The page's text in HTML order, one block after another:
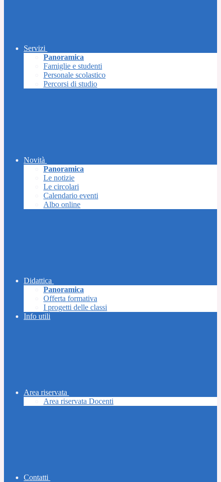
Servizi
Panoramica
Famiglie e studenti
Personale scolastico
Percorsi di studio
Novità
Panoramica
Le notizie
Le circolari
Calendario eventi
Albo online
Didattica
Panoramica
Offerta formativa
I progetti delle classi
Info utili
Area riservata
Area riservata Docenti
Contatti